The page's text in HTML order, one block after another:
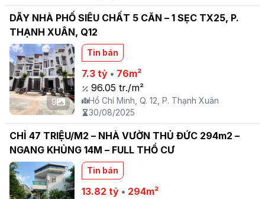
DÃY NHÀ PHỐ SIÊU CHẤT 5 CĂN – 1 SẸC TX25, P.
THẠNH XUÂN, Q12
9
Tin bán
7.3 tỷ • 76m²
96.05 tr./m²
Hồ Chí Minh, Q. 12, P. Thạnh Xuân
30/08/2025
CHỈ 47 TRIỆU/M2 – NHÀ VƯỜN THỦ ĐỨC 294m2 –
NGANG KHỦNG 14M – FULL THỔ CƯ
Tin bán
13.82 tỷ • 294m²